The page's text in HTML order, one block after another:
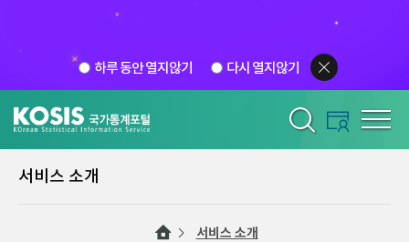
하루 동안 열지않기 다시 열지않기
서비스 소개
서비스 소개